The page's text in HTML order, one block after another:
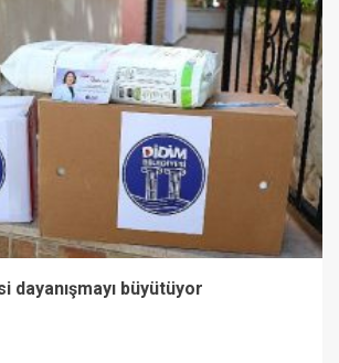
dayanışmayı büyütüyor